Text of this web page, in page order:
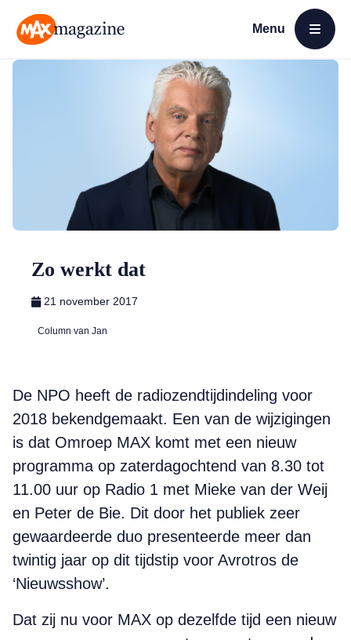
Menu
Open menu
Zo werkt dat
21 november 2017
Column van Jan
De NPO heeft de radiozendtijdindeling voor
2018 bekendgemaakt. Een van de wijzigingen
is dat Omroep MAX komt met een nieuw
programma op zaterdag­ochtend van 8.30 tot
11.00 uur op Radio 1 met Mieke van der Weij
en Peter de Bie. Dit door het publiek zeer
gewaardeerde duo presenteerde meer dan
twintig jaar op dit tijdstip voor Avrotros de
‘Nieuwsshow’.
Dat zij nu voor MAX op dezelfde tijd een nieuw